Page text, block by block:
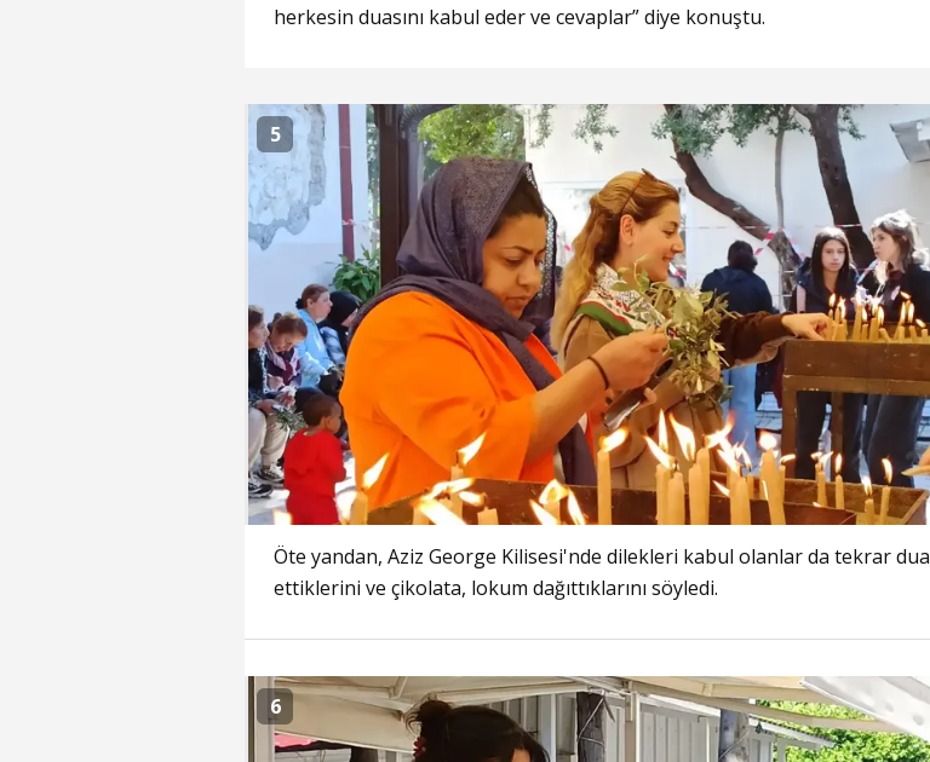
herkesin duasını kabul eder ve cevaplar” diye konuştu.
5
Öte yandan, Aziz George Kilisesi'nde dilekleri kabul olanlar da tekrar dua
ettiklerini ve çikolata, lokum dağıttıklarını söyledi.
6